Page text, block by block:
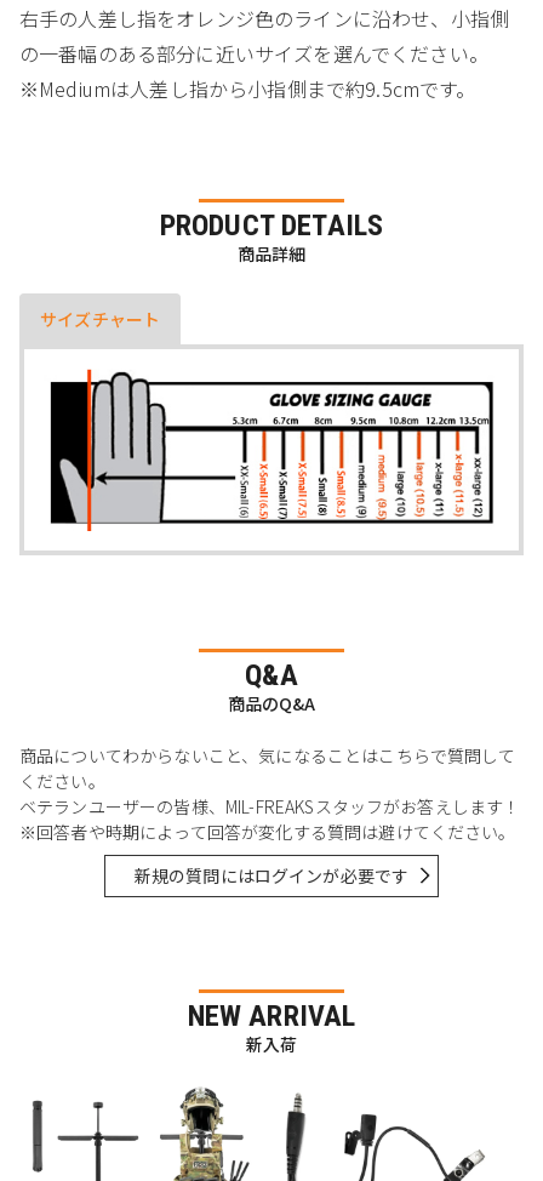
右手の人差し指をオレンジ色のラインに沿わせ、小指側
の一番幅のある部分に近いサイズを選んでください。
※Mediumは人差し指から小指側まで約9.5cmです。
PRODUCT DETAILS
商品詳細
サイズチャート
Q&A
商品のQ&A
商品についてわからないこと、気になることはこちらで質問して
ください。
ベテランユーザーの皆様、MIL-FREAKSスタッフがお答えします！
※回答者や時期によって回答が変化する質問は避けてください。
新規の質問にはログインが必要です
NEW ARRIVAL
新入荷